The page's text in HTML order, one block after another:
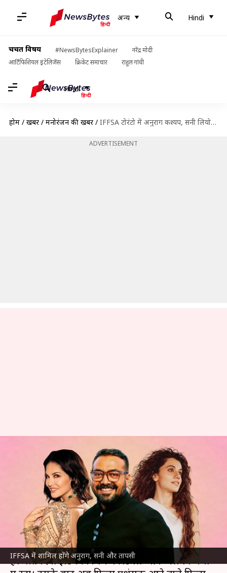
अन्य Hindi
चर्चित विषय #NewsBytesExplainer
नरेंद्र मोदी
आर्टिफिशियल इंटेलिजेंस
क्रिकेट समाचार राहुल गांधी
Hindi
होम / खबरें / मनोरंजन की खबरें / IFFSA टोरंटो में अनुराग कश्यप, सनी लियोनी, तापसी पन्नू होंगे मेहमान, जानिए क्यों खास है समारोह
ADVERTISEMENT
IFFSA में शामिल होंगे अनुराग, सनी और तापसी
IFFSA टोरंटो में अनुराग कश्यप, सनी
लियोनी, तापसी पन्नू होंगे मेहमान,
जानिए क्यों खास है समारोह
आकांक्षा शर्मा Aug 30, 2023 03:20 pm
क्या है खबर?
इन दिनों अंतरराष्ट्रीय फिल्म महोत्सवों का मौसम चल रहा
है। बीते दिनों इंडियन फिल्म फेस्टिवल ऑफ मेलबर्न चर्चा